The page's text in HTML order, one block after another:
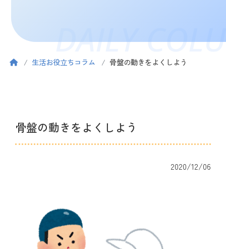
DAILY
生活お役立ちコラム 骨盤の動きをよくしよう
骨盤の動きをよくしよう
2020/12/06